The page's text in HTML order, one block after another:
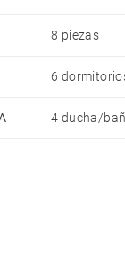
8 piezas
6
4 ducha/